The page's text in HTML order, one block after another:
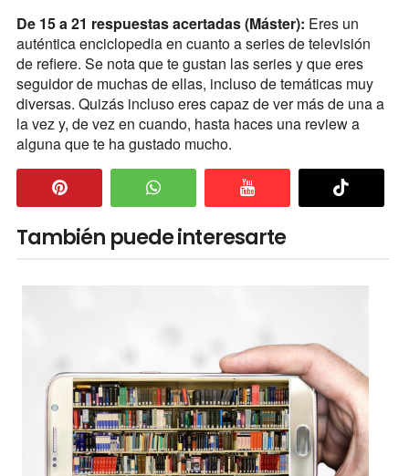
De 15 a 21 respuestas acertadas (Máster): Eres un
auténtica enciclopedia en cuanto a series de televisión
de refiere. Se nota que te gustan las series y que eres
seguidor de muchas de ellas, incluso de temáticas muy
diversas. Quizás incluso eres capaz de ver más de una a
la vez y, de vez en cuando, hasta haces una review a
alguna que te ha gustado mucho.
También puede interesarte